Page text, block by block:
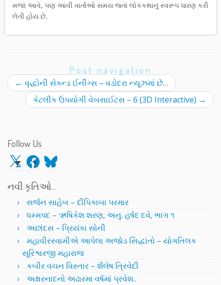
મજા આવે, પણ આવી વાર્તાઓ સમય જતાં લોકકથાનું સ્વરૂપ ધારણ કરી
લેતી હોય છે.
Post navigation
← વૃદ્ધોની સેકન્ડ ઈનીંગ્સ – વડોદરા ન્યૂઝમાં છે…
કેટલીક ઉપયોગી વેબસાઈટસ – 6 (3D Interactive) →
Follow Us
X Facebook
Bluesky
નવી કૃતિઓ…
સર્જન સાહેબ – દીપિકાબા પરમાર
ધમ્મપદ – ઋષિકેશ શરણ, અનુ. હર્ષદ દવે, ભાગ ૧
અછાંદસ – પ્રિયંકા સોની
મહાવીરસ્વામીએ આપેલા અજોડ સિદ્ધાંતો – યોગતિલક
સૂરિશ્વરજી મહારાજ
કબીર વચન વિસ્તાર – શૈલેષ ત્રિવેદી
અક્ષરનાદનો અઢારમા વર્ષમાં પ્રવેશ..